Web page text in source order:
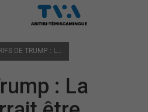
TARIFS DE TRUMP : LA RÉGION POURRAIT ÊTRE PARMI LES PLUS IMPACTÉES
: La